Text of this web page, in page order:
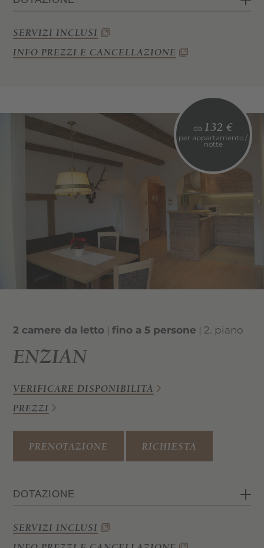
SERVIZI INCLUSI
INFO PREZZI E CANCELLAZIONE
Wi-Fi, cassaforte, telefono e TV satellitare
Balcone
2 camere da letto |fino a 5 persone | 2. piano
ENZIAN
da 132 €
per appartamento /
notte
VERIFICARE DISPONIBILITÀ
PREZZI
PRENOTAZIONE RICHIESTA
SERVIZI INCLUSI
DOTAZIONE
matrimoniale e una camera con letto a